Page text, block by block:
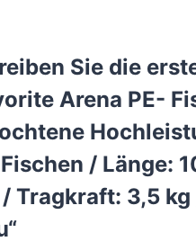
Sie die
Arena PE-
/ Länge:
Tragkraft: 3,5